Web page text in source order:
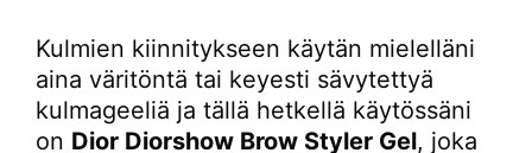
Kulmien kiinnitykseen käytän mielelläni
aina väritöntä tai keyesti sävytettyä
kulmageeliä ja tällä hetkellä käytössäni
on Dior Diorshow Brow Styler Gel, joka